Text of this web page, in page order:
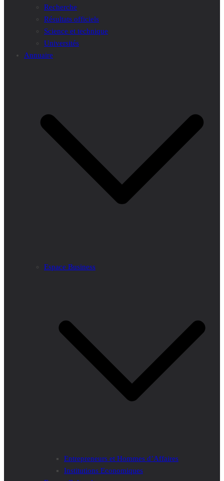
Recherche
Résultats officiels
Science et technique
Universités
Annuaire
Espace Business
Entrepreneurs et Hommes d’Affaires
Institutions Economiques